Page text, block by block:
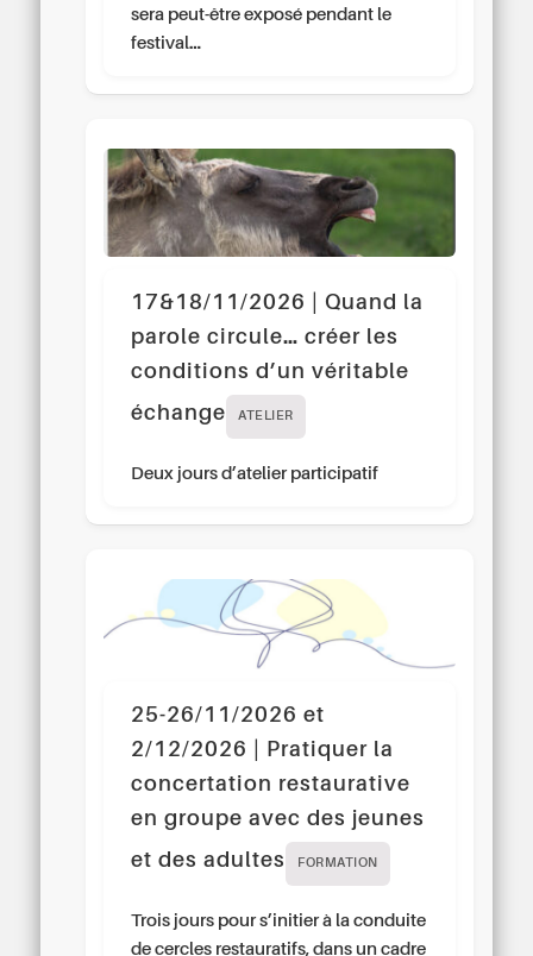
sera peut-être exposé pendant le
festival…
17&18/11/2026 | Quand la
parole circule… créer les
conditions d’un véritable
échange
ATELIER
Deux jours d’atelier participatif
25-26/11/2026 et
2/12/2026 | Pratiquer la
concertation restaurative
en groupe avec des jeunes
et des adultes
FORMATION
Trois jours pour s’initier à la conduite
de cercles restauratifs, dans un cadre